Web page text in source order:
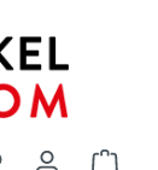
Du hast 0